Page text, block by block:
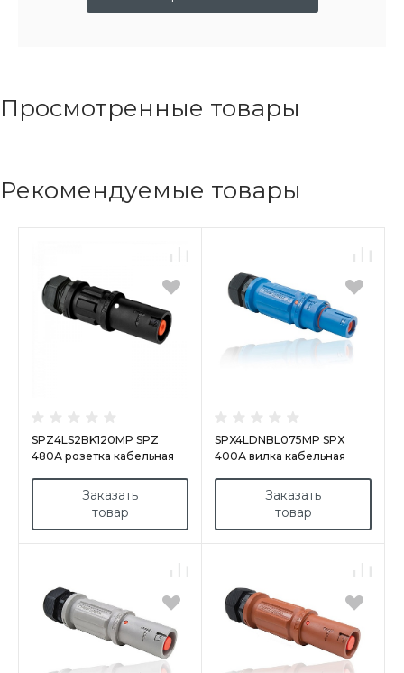
Просмотренные товары
Рекомендуемые товары
SPZ4LS2BK120MP SPZ
480А розетка кабельная
Заказать
товар
SPX4LDNBL075MP SPX
400А вилка кабельная
Заказать
товар